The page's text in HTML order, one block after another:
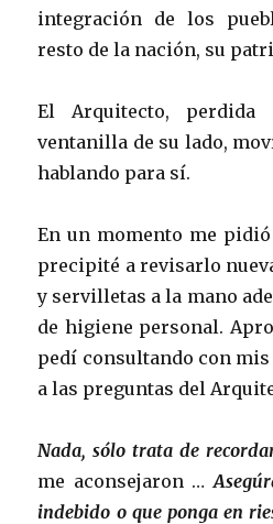
integración de los
resto de la nación, su
El Arquitecto,
ventanilla de su lado,
hablando para sí.
En un momento me
precipité a revisarlo
y servilletas a la mano
de higiene personal.
pedí consultando con
a las preguntas del
Nada, sólo trata de
me aconsejaron …
indebido o que ponga en